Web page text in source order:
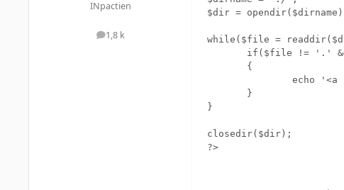
INpactien
1,8 k
messages
$dir =
while($file =
if($file != '.'
       {
echo '<a
       }
}
closedir($dir);
?>